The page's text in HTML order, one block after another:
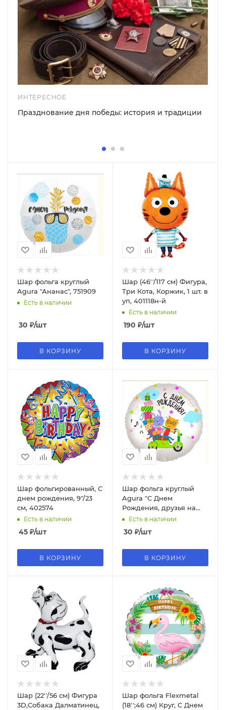
ИНТЕРЕСНОЕ
Празднование дня победы: история и традиции
Шар фольга круглый
Agura "Ананас", 751909
Есть в наличии
30 ₽/шт
В КОРЗИНУ
Шар (46''/117 см) Фигура,
Три Кота, Коржик, 1 шт. в
уп, 401118н-й
Есть в наличии
190 ₽/шт
В КОРЗИНУ
Шар фольгированный, С
днем рождения, 9"/23
см, 402574
Есть в наличии
45 ₽/шт
В КОРЗИНУ
Шар фольга круглый
Agura "С Днем
Рождения, друзья на
мотоцикле", 752463
Есть в наличии
30 ₽/шт
В КОРЗИНУ
Шар (22''/56 см) Фигура
3D,Собака Далматинец,
Шар фольга Flexmetal
(18'';46 см) Круг, С Днем